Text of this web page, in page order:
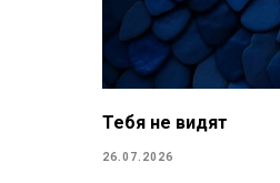
Тебя не видят
26.07.2026